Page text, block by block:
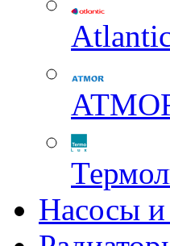
Насосы и